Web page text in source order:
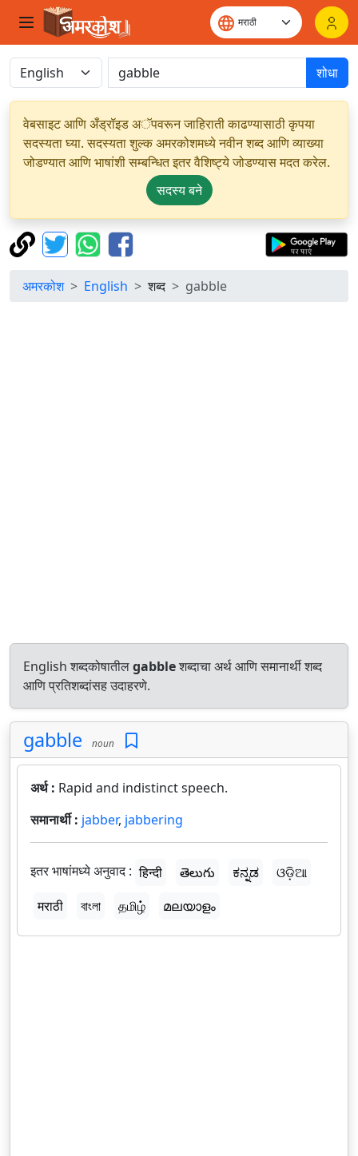
शोधा
वेबसाइट आणि अँड्रॉइड अॅपवरून जाहिराती काढण्यासाठी कृपया
सदस्यता घ्या. सदस्यता शुल्क अमरकोशमध्ये नवीन शब्द आणि व्याख्या
जोडण्यात आणि भाषांशी सम्बन्धित इतर वैशिष्ट्ये जोडण्यास मदत करेल.
सदस्य बने
अमरकोश English शब्द gabble
English शब्दकोषातीलgabbleशब्दाचा अर्थ आणि समानार्थी शब्द
आणि प्रतिशब्दांसह उदाहरणे.
gabble noun
अर्थ : Rapid and indistinct speech.
समानार्थी : jabber, jabbering
इतर भाषांमध्ये अनुवाद : हिन्दी తెలుగు ಕನ್ನಡ
ଓଡ଼ିଆ
मराठी
বাংলা தமிழ் മലയാളം